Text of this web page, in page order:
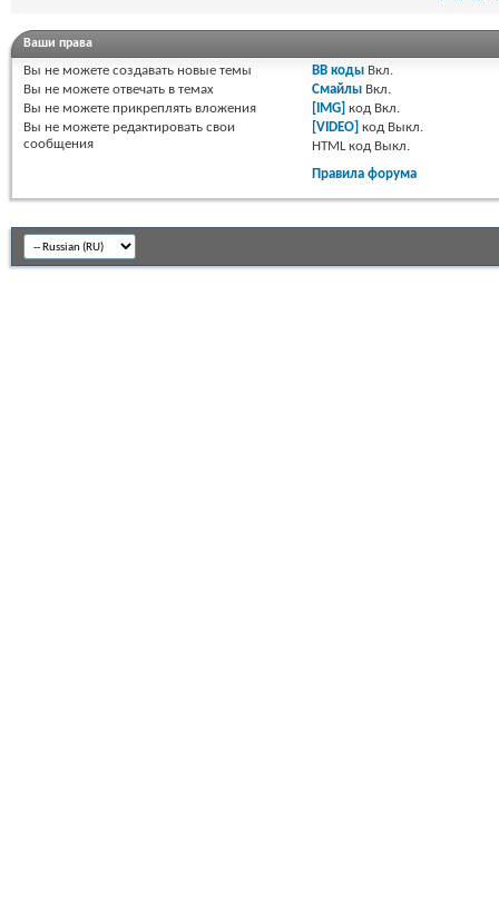
Ваши права
Вы не можете создавать новые темы
Вы не можете отвечать в темах
Вы не можете прикреплять вложения
Вы не можете редактировать свои
сообщения
BB коды Вкл.
Смайлы Вкл.
[IMG] код Вкл.
[VIDEO] код Выкл.
HTML код Выкл.
Правила форума